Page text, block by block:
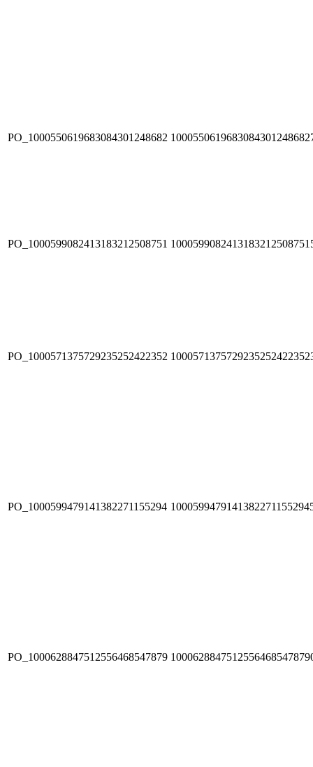
PO_1000550619683084301248682
PO_1000599082413183212508751
PO_1000571375729235252422352
PO_1000599479141382271155294
PO_1000628847512556468547879